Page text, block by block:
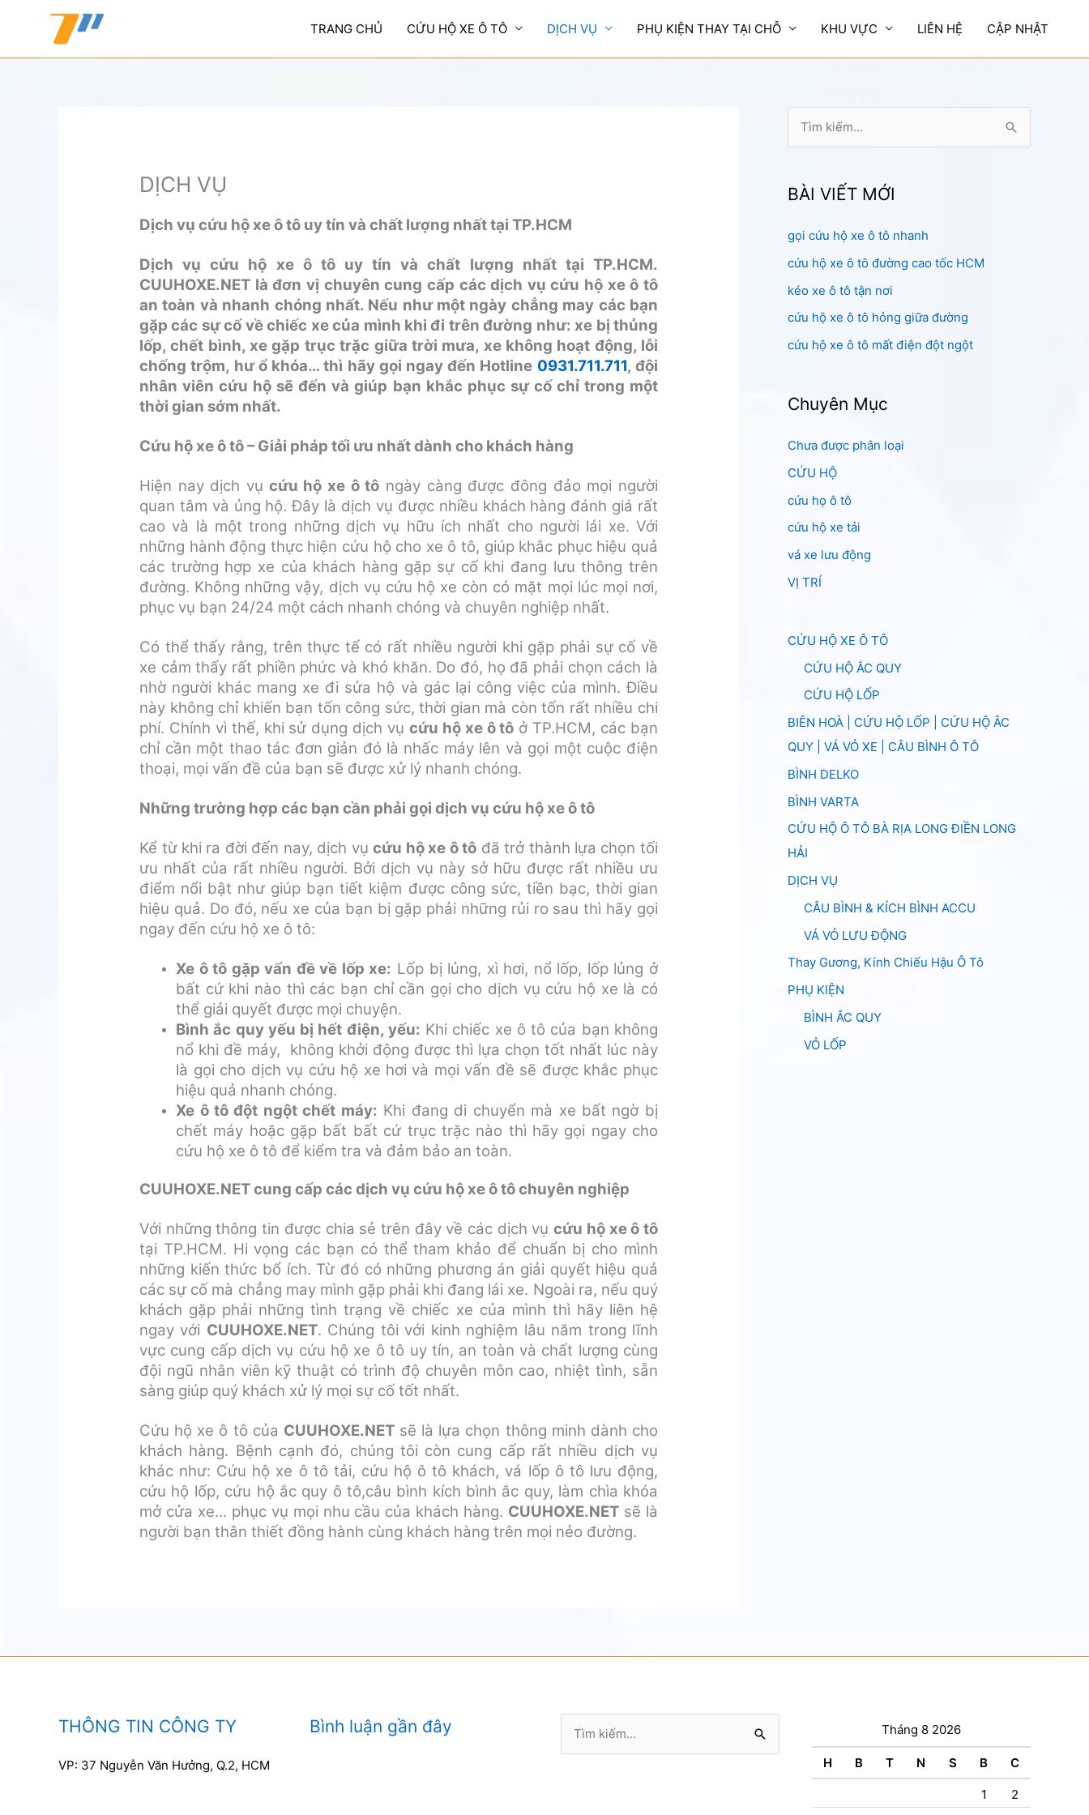
TRANG CHỦ CỨU HỘ XE Ô TÔ DỊCH VỤ PHỤ KIỆN THAY TẠI CHỖ KHU VỰC LIÊN HỆ CẬP NHẬT
DỊCH VỤ
Dịch vụ cứu hộ xe ô tô uy tín và chất lượng nhất tại TP.HCM
Dịch vụ cứu hộ xe ô tô uy tín và chất lượng nhất tại TP.HCM.
CUUHOXE.NET là đơn vị chuyên cung cấp các dịch vụ cứu hộ xe ô tô
an toàn và nhanh chóng nhất. Nếu như một ngày chẳng may các bạn
gặp các sự cố về chiếc xe của mình khi đi trên đường như: xe bị thủng
lốp, chết bình, xe gặp trục trặc giữa trời mưa, xe không hoạt động, lỗi
chống trộm, hư ổ khóa… thì hãy gọi ngay đến Hotline 0931.711.711, đội
nhân viên cứu hộ sẽ đến và giúp bạn khắc phục sự cố chỉ trong một
thời gian sớm nhất.
Cứu hộ xe ô tô – Giải pháp tối ưu nhất dành cho khách hàng
Hiện nay dịch vụ cứu hộ xe ô tô ngày càng được đông đảo mọi người
quan tâm và ủng hộ. Đây là dịch vụ được nhiều khách hàng đánh giá rất
cao và là một trong những dịch vụ hữu ích nhất cho người lái xe. Với
những hành động thực hiện cứu hộ cho xe ô tô, giúp khắc phục hiệu quả
các trường hợp xe của khách hàng gặp sự cố khi đang lưu thông trên
đường. Không những vậy, dịch vụ cứu hộ xe còn có mặt mọi lúc mọi nơi,
phục vụ bạn 24/24 một cách nhanh chóng và chuyên nghiệp nhất.
Có thể thấy rằng, trên thực tế có rất nhiều người khi gặp phải sự cố về
xe cảm thấy rất phiền phức và khó khăn. Do đó, họ đã phải chọn cách là
nhờ người khác mang xe đi sửa hộ và gác lại công việc của mình. Điều
này không chỉ khiến bạn tốn công sức, thời gian mà còn tốn rất nhiều chi
phí. Chính vì thế, khi sử dụng dịch vụ cứu hộ xe ô tô ở TP.HCM, các bạn
chỉ cần một thao tác đơn giản đó là nhấc máy lên và gọi một cuộc điện
thoại, mọi vấn đề của bạn sẽ được xử lý nhanh chóng.
Những trường hợp các bạn cần phải gọi dịch vụ cứu hộ xe ô tô
Kể từ khi ra đời đến nay, dịch vụcứu hộ xe ô tô đã trở thành lựa chọn tối
ưu nhất của rất nhiều người. Bởi dịch vụ này sở hữu được rất nhiều ưu
điểm nổi bật như giúp bạn tiết kiệm được công sức, tiền bạc, thời gian
hiệu quả. Do đó, nếu xe của bạn bị gặp phải những rủi ro sau thì hãy gọi
ngay đến cứu hộ xe ô tô:
Xe ô tô gặp vấn đề về lốp xe: Lốp bị lủng, xì hơi, nổ lốp, lốp lủng ở
bất cứ khi nào thì các bạn chỉ cần gọi cho dịch vụ cứu hộ xe là có
thể giải quyết được mọi chuyện.
Bình ắc quy yếu bị hết điện, yếu: Khi chiếc xe ô tô của bạn không
nổ khi đề máy, không khởi động được thì lựa chọn tốt nhất lúc này
là gọi cho dịch vụ cứu hộ xe hơi và mọi vấn đề sẽ được khắc phục
hiệu quả nhanh chóng.
Xe ô tô đột ngột chết máy: Khi đang di chuyển mà xe bất ngờ bị
chết máy hoặc gặp bất bất cứ trục trặc nào thì hãy gọi ngay cho
cứu hộ xe ô tô để kiểm tra và đảm bảo an toàn.
CUUHOXE.NET cung cấp các dịch vụ cứu hộ xe ô tô chuyên nghiệp
Với những thông tin được chia sẻ trên đây về các dịch vụcứu hộ xe ô tô
tại TP.HCM. Hi vọng các bạn có thể tham khảo để chuẩn bị cho mình
những kiến thức bổ ích. Từ đó có những phương án giải quyết hiệu quả
các sự cố mà chẳng may mình gặp phải khi đang lái xe. Ngoài ra, nếu quý
khách gặp phải những tình trạng về chiếc xe của mình thì hãy liên hệ
ngay với CUUHOXE.NET. Chúng tôi với kinh nghiệm lâu năm trong lĩnh
vực cung cấp dịch vụ cứu hộ xe ô tô uy tín, an toàn và chất lượng cùng
đội ngũ nhân viên kỹ thuật có trình độ chuyên môn cao, nhiệt tình, sẵn
sàng giúp quý khách xử lý mọi sự cố tốt nhất.
Cứu hộ xe ô tô của CUUHOXE.NETsẽ là lựa chọn thông minh dành cho
khách hàng. Bệnh cạnh đó, chúng tôi còn cung cấp rất nhiều dịch vụ
khác như: Cứu hộ xe ô tô tải, cứu hộ ô tô khách, vá lốp ô tô lưu động,
cứu hộ lốp, cứu hộ ắc quy ô tô,câu bình kích bình ắc quy, làm chìa khóa
mở cửa xe… phục vụ mọi nhu cầu của khách hàng. CUUHOXE.NET sẽ là
người bạn thân thiết đồng hành cùng khách hàng trên mọi nẻo đường.
k
ế
m
:
BÀI VIẾT MỚI
gọi cứu hộ xe ô tô nhanh
cứu hộ xe ô tô đường cao tốc HCM
kéo xe ô tô tận nơi
cứu hộ xe ô tô hỏng giữa đường
cứu hộ xe ô tô mất điện đột ngột
Chuyên Mục
Chưa được phân loại
CỨU HỘ
cứu họ ô tô
cứu hộ xe tải
vá xe lưu động
VỊ TRÍ
CỨU HỘ XE Ô TÔ
CỨU HỘ ẮC QUY
CỨU HỘ LỐP
BIÊN HOÀ | CỨU HỘ LỐP | CỨU HỘ ẮC
QUY | VÁ VỎ XE | CÂU BÌNH Ô TÔ
BÌNH DELKO
BÌNH VARTA
CỨU HỘ Ô TÔ BÀ RỊA LONG ĐIỀN LONG
HẢI
DỊCH VỤ
CÂU BÌNH & KÍCH BÌNH ACCU
VÁ VỎ LƯU ĐỘNG
Thay Gương, Kính Chiếu Hậu Ô Tô
PHỤ KIỆN
BÌNH ẮC QUY
VỎ LỐP
THÔNG TIN CÔNG TY
VP: 37 Nguyễn Văn Hưởng, Q.2, HCM
Bình luận gần đây
kiếm:
Tháng 8 2026
H B T N S B C
1
2